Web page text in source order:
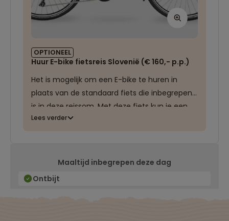
OPTIONEEL
Huur E-bike fietsreis Slovenië (€ 160,- p.p.)
Het is mogelijk om een E-bike te huren in
plaats van de standaard fiets die inbegrepen
is in deze reissom. Met deze fiets kun je een
maximale snelheid van 25km per uur bereiken.
Lees verder
Maaltijd inbegrepen deze dag
Ontbijt